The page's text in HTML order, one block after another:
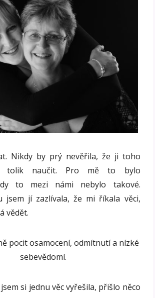
Nikdy by prý nevěřila, že ji toho
tolik naučit. Pro mě to bylo
to mezi námi nebylo takové.
jsem jí zazlívala, že mi říkala věci,
vědět.
pocit osamocení, odmítnutí a nízké
sebevědomí.
si jednu věc vyřešila, přišlo něco